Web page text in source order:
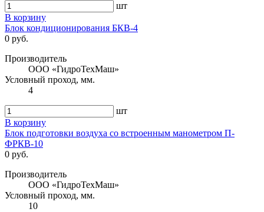
шт
В корзину
Блок кондиционирования БКВ-4
0 руб.
Производитель
ООО «ГидроТехМаш»
Условный проход, мм.
4
шт
В корзину
Блок подготовки воздуха со встроенным манометром П-
ФРКВ-10
0 руб.
Производитель
ООО «ГидроТехМаш»
Условный проход, мм.
10